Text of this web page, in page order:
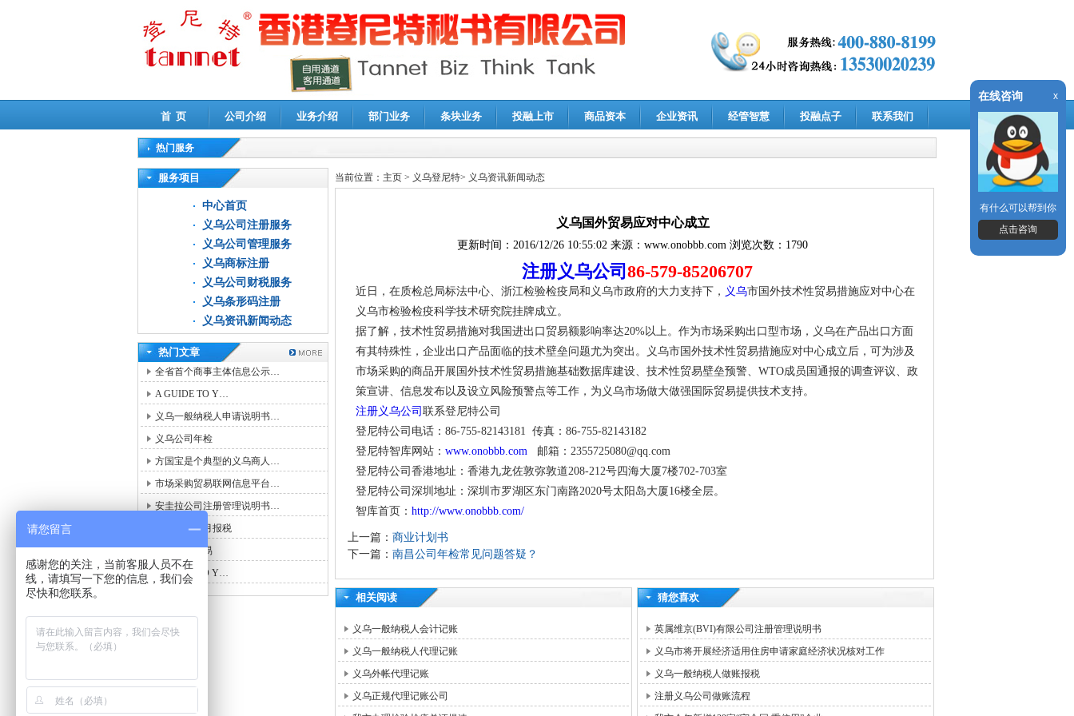
首 页 公司介绍 业务介绍 部门业务 条块业务 投融上市 商品资本 企业资讯 经管智慧 投融点子 联系我们
热门服务
高新技术企业认定审计|企业所得税汇算清缴申报鉴证
服务项目
中心首页
义乌公司注册服务
义乌公司管理服务
义乌商标注册
义乌公司财税服务
义乌条形码注册
义乌资讯新闻动态
热门文章
全省首个商事主体信息公示…
A GUIDE TO Y…
义乌一般纳税人申请说明书…
义乌公司年检
方国宝是个典型的义乌商人…
市场采购贸易联网信息平台…
安圭拉公司注册管理说明书…
义乌公司每月报税
义乌国际贸易
A GUIDE TO Y…
当前位置： 主页 > 义乌登尼特> 义乌资讯新闻动态
义乌国外贸易应对中心成立
更新时间： 2016/12/26 10:55:02 来源： www.onobbb.com 浏览次数：1790
注册义乌公司 86-579-85206707
近日，在质检总局标法中心、浙江检验检疫局和义乌市政府的大力支持下， 义乌市国外技术性贸易措施应对中心在
义乌市检验检疫科学技术研究院挂牌成立。
据了解，技术性贸易措施对我国进出口贸易额影响率达20%以上。作为市场采购出口型市场，义乌在产品出口方面
有其特殊性，企业出口产品面临的技术壁垒问题尤为突出。义乌市国外技术性贸易措施应对中心成立后，可为涉及
市场采购的商品开展国外技术性贸易措施基础数据库建设、技术性贸易壁垒预警、WTO成员国通报的调查评议、政
策宣讲、信息发布以及设立风险预警点等工作，为义乌市场做大做强国际贸易提供技术支持。
注册义乌公司 联系登尼特公司
登尼特公司电话：86-755-82143181 传真：86-755-82143182
登尼特智库网站： www.onobbb.com 邮箱：2355725080@qq.com
登尼特公司香港地址：香港九龙佐敦弥敦道208-212号四海大厦7楼702-703室
登尼特公司深圳地址：深圳市罗湖区东门南路2020号太阳岛大厦16楼全层。
智库首页： http://www.onobbb.com/
上一篇： 商业计划书
下一篇： 南昌公司年检常见问题答疑？
相关阅读
义乌一般纳税人会计记账
义乌一般纳税人代理记账
义乌外帐代理记账
义乌正规代理记账公司
猜您喜欢
英属维京(BVI)有限公司注册管理说明书
义乌市将开展经济适用住房申请家庭经济状况核对工作
义乌一般纳税人做账报税
注册义乌公司做账流程
在线咨询 x
有什么可以帮到你
点击咨询
请您留言
感谢您的关注，当前客服人员不在
线，请填写一下您的信息，我们会
尽快和您联系。